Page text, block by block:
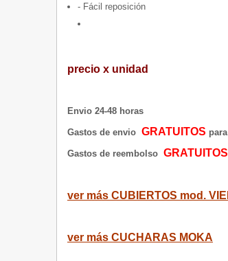
- Fácil reposición
precio x unidad
Envio 24-48 horas
Gastos de envio GRATUITOS
Gastos de reembolso GRATUITOS
ver más CUBIERTOS mod.
ver más CUCHARAS MOKA